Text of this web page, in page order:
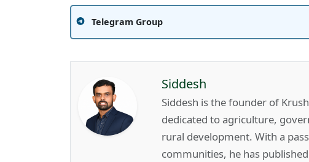
Telegram Group
Siddesh
Siddesh is the founder of
dedicated to agriculture,
rural development. With a
communities, he has